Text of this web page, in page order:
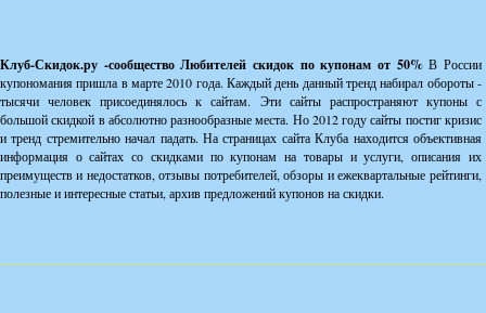
Клуб-Скидок.ру -сообщество Любителей скидок по купонам от 50%В России
купономания пришла в марте 2010 года. Каждый день данный тренд набирал обороты -
тысячи человек присоединялось к сайтам. Эти сайты распространяют купоны с
большой скидкой в абсолютно разнообразные места. Но 2012 году сайты постиг кризис
и тренд стремительно начал падать. На страницах сайта Клуба находится объективная
информация о сайтах со скидками по купонам на товары и услуги, описания их
преимуществ и недостатков, отзывы потребителей, обзоры и ежеквартальные рейтинги,
полезные и интересные статьи, архив предложений купонов на скидки.